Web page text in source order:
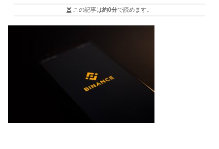
この記事は約0分で読めます。